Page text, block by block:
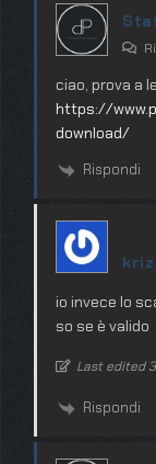
ciao, prova a
https://
download/
Rispondi
io invece lo
so se è valido
Last edited
Rispondi